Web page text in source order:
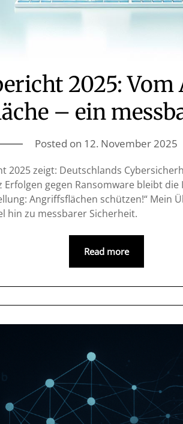
2025:
– ein
Posted on 12. November 2025
2025 zeigt: Deutschlands
gegen Ransomware bleibt die
Angriffsflächen schützen!“ Mein
hin zu messbarer Sicherheit.
Read more